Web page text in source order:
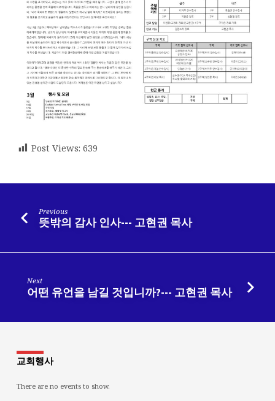
Post Views: 639
Previous
뜻밖의 감사 인사--- 고현권 목사
Next
어떤 유언을 남길 것입니까?--- 고현권 목사
교회행사
There are no events to show.